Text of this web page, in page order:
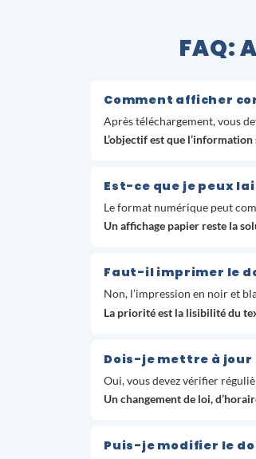
FAQ:
Comment afficher
Après téléchargement, vous
L’objectif est que
Est-ce que je peux
Le format numérique peut
Un affichage papier reste la
Faut-il imprimer le
Non, l’impression en noir et
La priorité est la lisibilité du
Dois-je mettre à jour
Oui, vous devez vérifier
Un changement de loi,
Puis-je modifier le